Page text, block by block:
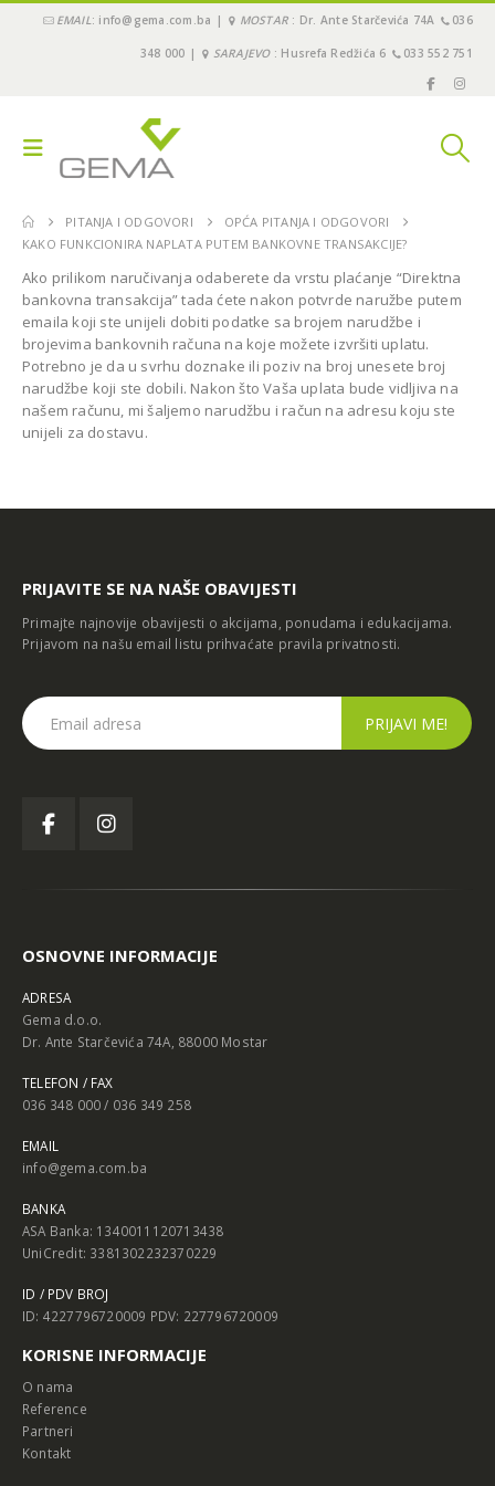
EMAIL: info@gema.com.ba | MOSTAR : Dr. Ante Starčevića 74A 036
348 000 | SARAJEVO: Husrefa Redžića 6 033 552 751
PITANJA I ODGOVORI
OPĆA PITANJA I ODGOVORI
KAKO FUNKCIONIRA NAPLATA PUTEM BANKOVNE TRANSAKCIJE?
Ako prilikom naručivanja odaberete da vrstu plaćanje “Direktna
bankovna transakcija” tada ćete nakon potvrde naružbe putem
emaila koji ste unijeli dobiti podatke sa brojem narudžbe i
brojevima bankovnih računa na koje možete izvršiti uplatu.
Potrebno je da u svrhu doznake ili poziv na broj unesete broj
narudžbe koji ste dobili. Nakon što Vaša uplata bude vidljiva na
našem računu, mi šaljemo narudžbu i račun na adresu koju ste
unijeli za dostavu.
PRIJAVITE SE NA NAŠE OBAVIJESTI
Primajte najnovije obavijesti o akcijama, ponudama i edukacijama.
Prijavom na našu email listu prihvaćate pravila privatnosti.
OSNOVNE INFORMACIJE
ADRESA
Gema d.o.o.
Dr. Ante Starčevića 74A, 88000 Mostar
TELEFON / FAX
036 348 000 / 036 349 258
EMAIL
info@gema.com.ba
BANKA
ASA Banka: 1340011120713438
UniCredit: 3381302232370229
ID / PDV BROJ
ID: 4227796720009 PDV: 227796720009
KORISNE INFORMACIJE
O nama
Reference
Partneri
Kontakt